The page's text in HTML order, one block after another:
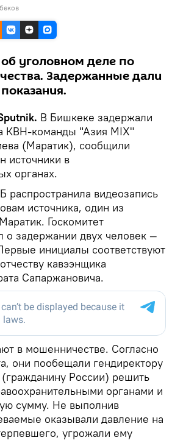
уголовном деле по
Задержанные дали
В Бишкеке задержали
КВН-команды "Азия MIX"
(Маратик), сообщили
источники в
органах.
распространила видеозапись
источника, один из
Госкомитет
о задержании двух человек —
инициалы соответствуют
кавээнщика
Сапаржановича.
в мошенничестве. Согласно
они пообещали гендиректору
России) решить
органами и
сумму. Не выполнив
оказывали давление на
угрожали ему